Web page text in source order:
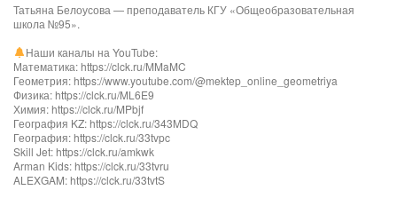
Татьяна Белоусова — преподаватель КГУ «Общеобразовательная
школа №95».
Наши каналы на YouTube:
Математика: https://clck.ru/MMaMC
Геометрия: https://www.youtube.com/@mektep_online_geometriya
Физика: https://clck.ru/ML6E9
Химия: https://clck.ru/MPbjf
География KZ: https://clck.ru/343MDQ
География: https://clck.ru/33tvpc
Skill Jet: https://clck.ru/amkwk
Arman Kids: https://clck.ru/33tvru
ALEXGAM: https://clck.ru/33tvtS